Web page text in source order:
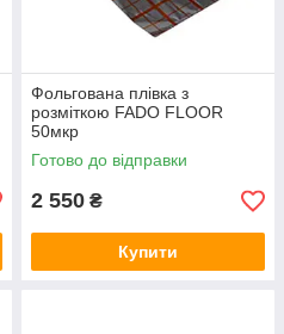
Фольгована плівка з
розміткою FADO FLOOR
50мкр
Готово до відправки
2 550 ₴
Купити